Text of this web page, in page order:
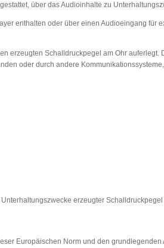
über das Audioinhalte zu
enthalten oder über einen Audioeingang für
erzeugten Schalldruckpegel am Ohr
oder durch andere
erzeugter Schalldruckpegel
Europäischen Norm und den